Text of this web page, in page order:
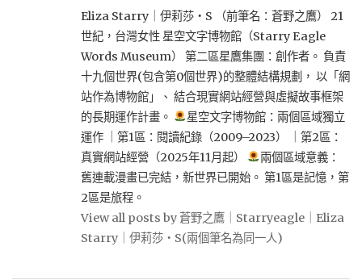
Eliza Starry｜伊莉莎・S （前筆名：蒼野之鷹） 21
世紀，台灣女性 星空文字博物館（Starry Eagle
Words Museum） 第二區星鷹集團：創作者。 負責
十九個世界(包含第0個世界)的整體結構規劃， 以「網
站作為博物館」、 結合現實網站經營與虛擬故事框架
的長期運作計畫。
星空文字博物館：兩個區域獨立
運作 ｜第1區：閱讀紀錄（2009–2023） ｜第2區：
真實網站經營（2025年11月起）
兩個區域意義：
舊連載漫畫已完結，新世界已開始。 第1區是記憶，第
2區是旅程。
View all posts by 蒼野之鷹｜Starryeagle｜Eliza
Starry｜伊莉莎・S(兩個筆名為同一人)